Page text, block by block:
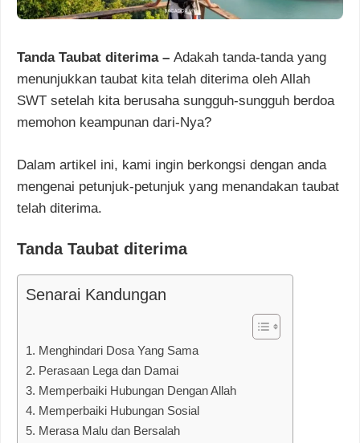
Tanda Taubat diterima – Adakah tanda-tanda yang
menunjukkan taubat kita telah diterima oleh Allah
SWT setelah kita berusaha sungguh-sungguh berdoa
memohon keampunan dari-Nya?
Dalam artikel ini, kami ingin berkongsi dengan anda
mengenai petunjuk-petunjuk yang menandakan taubat
telah diterima.
Tanda Taubat diterima
Senarai Kandungan
1. Menghindari Dosa Yang Sama
2. Perasaan Lega dan Damai
3. Memperbaiki Hubungan Dengan Allah
4. Memperbaiki Hubungan Sosial
5. Merasa Malu dan Bersalah